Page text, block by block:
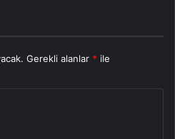
Gerekli alanlar * ile